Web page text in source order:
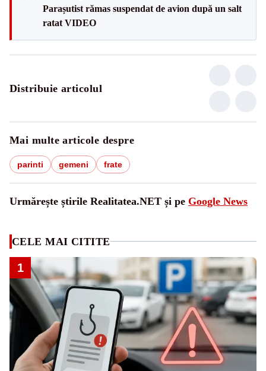
Parașutist rămas suspendat de avion după un salt
ratat VIDEO
Distribuie articolul
Mai multe articole despre
parinti gemeni frate
Urmărește știrile Realitatea.NET și pe Google News
CELE MAI CITITE
1